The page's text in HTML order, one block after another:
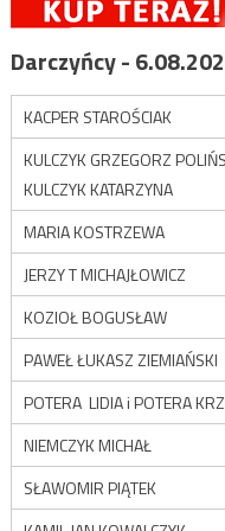
Darczyńcy -
KACPER STAROŚCIAK
KULCZYK GRZEGORZ
KULCZYK KATARZYNA
MARIA KOSTRZEWA
JERZY T MICHAJŁOWICZ
KOZIOŁ BOGUSŁAW
PAWEŁ ŁUKASZ ZIEMIAŃSKI
POTERA LIDIA i POTERA
NIEMCZYK MICHAŁ
SŁAWOMIR PIĄTEK